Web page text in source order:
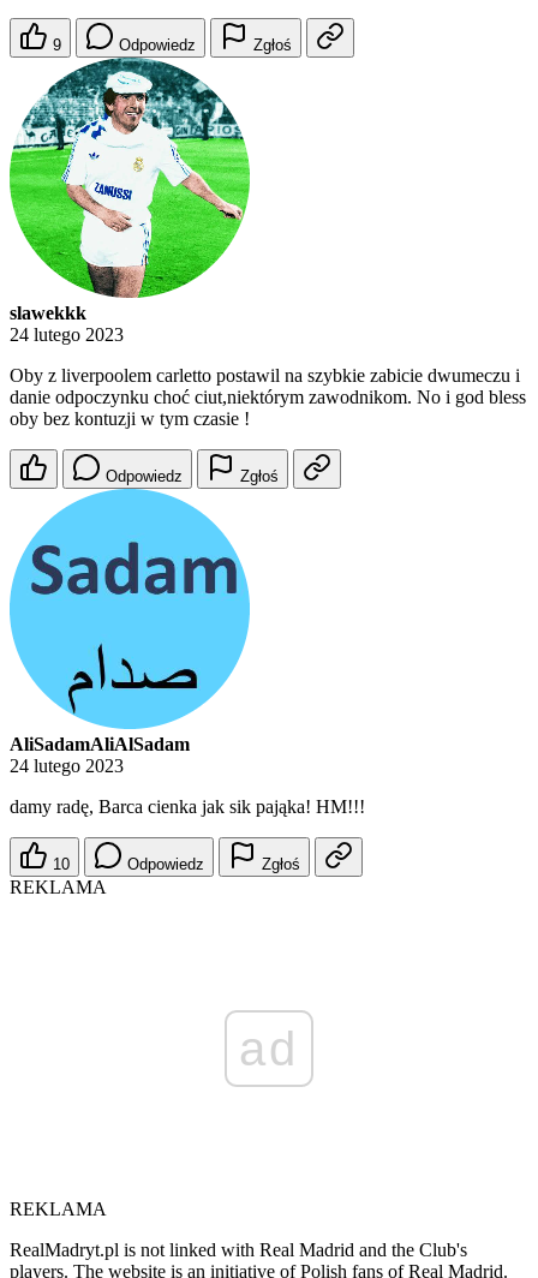
9 Odpowiedz Zgłoś
slawekkk
24 lutego 2023
Oby z liverpoolem carletto postawil na szybkie zabicie dwumeczu i
danie odpoczynku choć ciut,niektórym zawodnikom. No i god bless
oby bez kontuzji w tym czasie !
Odpowiedz Zgłoś
AliSadamAliAlSadam
24 lutego 2023
damy radę, Barca cienka jak sik pająka! HM!!!
10 Odpowiedz Zgłoś
REKLAMA
ad
REKLAMA
RealMadryt.pl is not linked with Real Madrid and the Club's
players. The website is an initiative of Polish fans of Real Madrid.